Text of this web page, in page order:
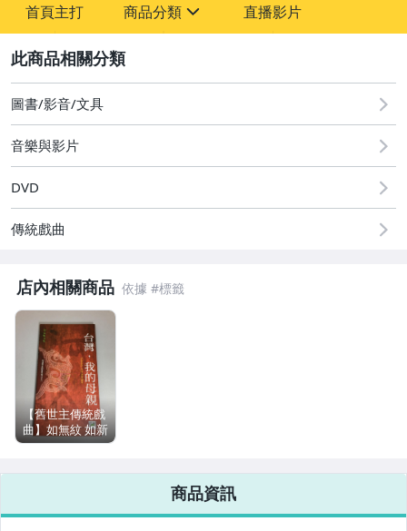
首頁主打 商品分類
圖書/影音/文具
玩具、模型與公仔
電玩遊戲與主機
直播影片
圖書/影音/文具
音樂與影片
DVD
傳統戲曲
店內相關商品
【舊世主傳統戲
曲】如無紋 如新
河洛歌子戲經典
洛歌仔戲 台灣
商品資訊